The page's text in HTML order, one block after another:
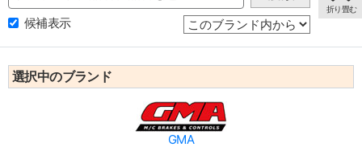
候補表示
選択中のブランド
GMA